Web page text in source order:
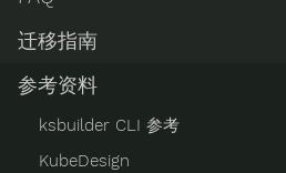
迁移指南
参考资料
ksbuilder CLI 参考
KubeDesign